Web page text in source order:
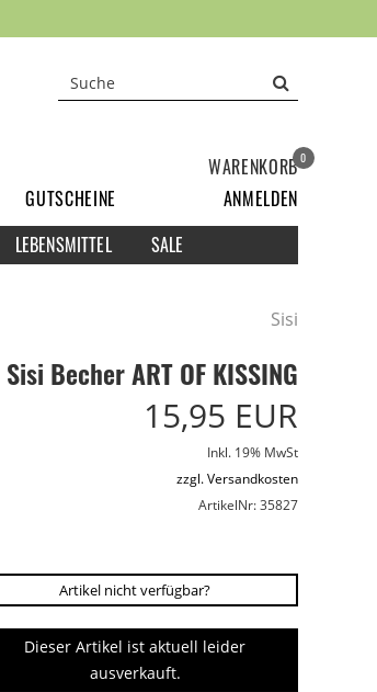
LEBENSMITTEL SALE
GUTSCHEINE
WARENKORB0
ANMELDEN
Sisi
Sisi Becher ART OF KISSING
15,95 EUR
Inkl. 19% MwSt
zzgl. Versandkosten
ArtikelNr: 35827
Artikel nicht verfügbar?
Dieser Artikel ist aktuell leider
ausverkauft.